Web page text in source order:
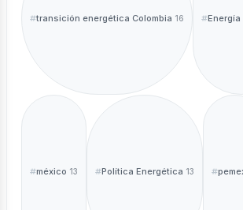
transición energética Colombia 16 Energía
méxico 13 Política Energética 13